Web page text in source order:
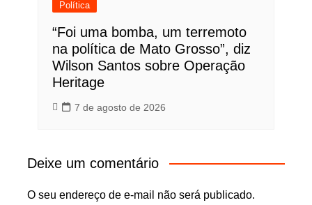
Política
“Foi uma bomba, um terremoto
na política de Mato Grosso”, diz
Wilson Santos sobre Operação
Heritage
7 de agosto de 2026
Deixe um comentário
O seu endereço de e-mail não será publicado.